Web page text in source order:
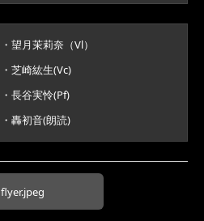
・望月茉莉奈（Vl）
・芝崎紘生(Vc)
・長谷実怜(Pf)
・轟初音(朗読)
flyer.jpeg